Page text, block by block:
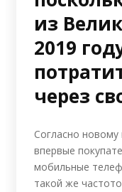
из
2019
через
Согласно новому
впервые
мобильные
такой же